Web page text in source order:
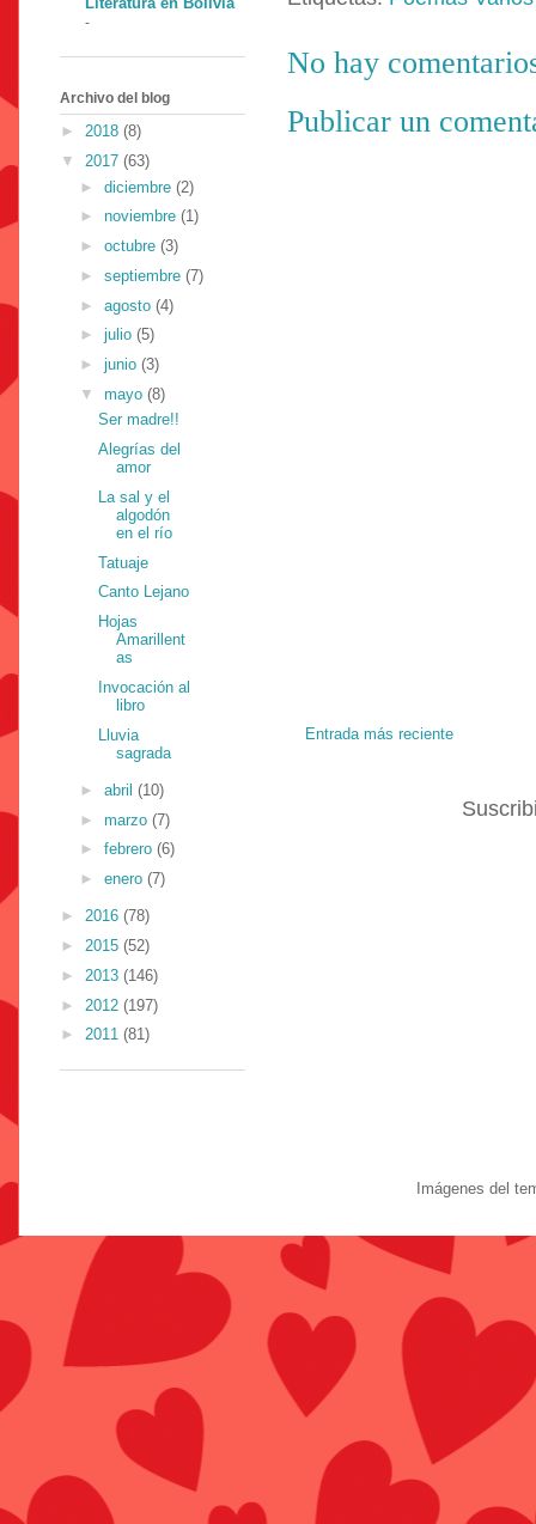
No hay
Publicar un
Entrada más reciente
-
Archivo del blog
► 2018 (8)
▼ 2017 (63)
► diciembre (2)
► noviembre (1)
► octubre (3)
► septiembre (7)
► agosto (4)
► julio (5)
► junio (3)
▼ mayo (8)
Ser madre!!
Alegrías del
amor
La sal y el
algodón
en el río
Tatuaje
Canto Lejano
Hojas
Amarillent
as
Invocación al
libro
Lluvia
sagrada
► abril (10)
► marzo (7)
► febrero (6)
► enero (7)
► 2016 (78)
► 2015 (52)
► 2013 (146)
► 2012 (197)
► 2011 (81)
Imágenes del